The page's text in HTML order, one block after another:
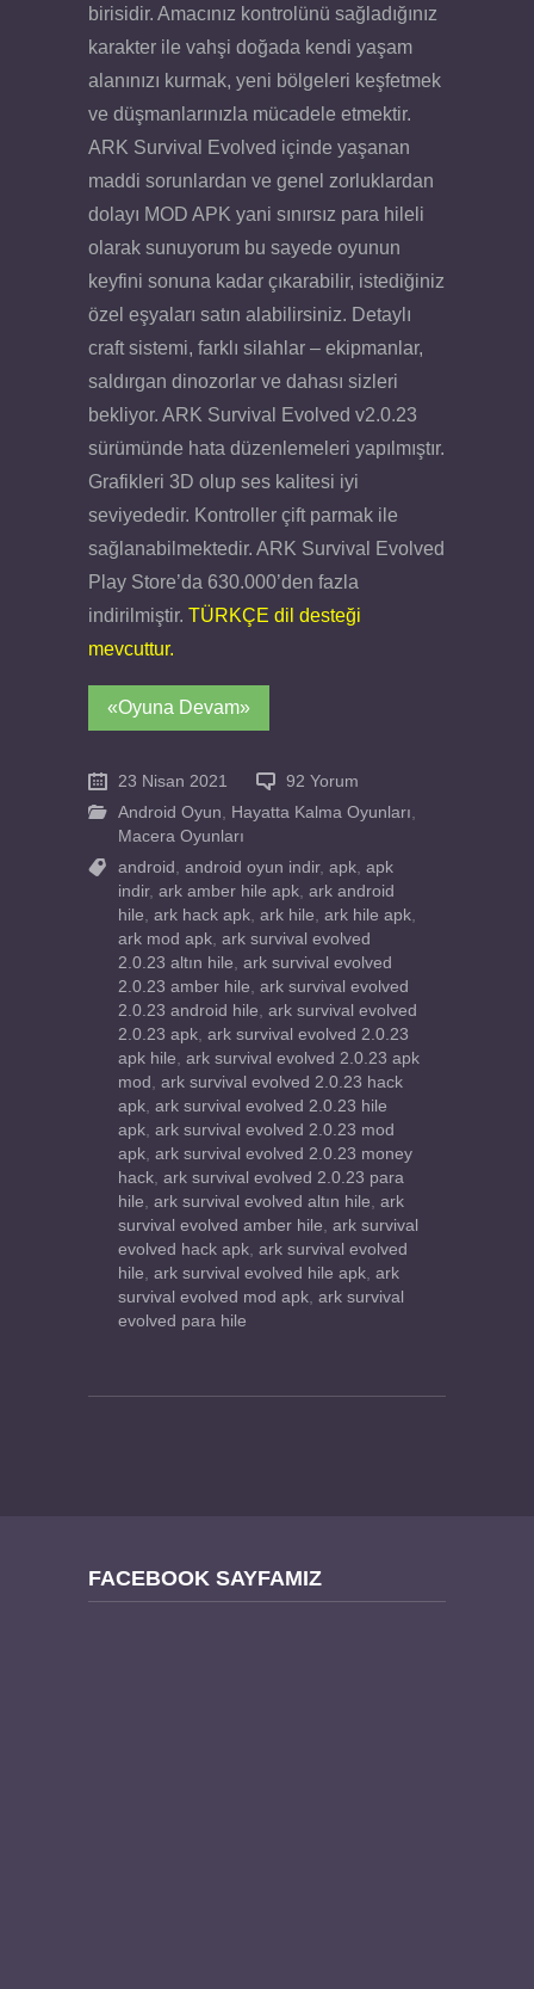
birisidir. Amacınız kontrolünü sağladığınız
karakter ile vahşi doğada kendi yaşam
alanınızı kurmak, yeni bölgeleri keşfetmek
ve düşmanlarınızla mücadele etmektir.
ARK Survival Evolved içinde yaşanan
maddi sorunlardan ve genel zorluklardan
dolayı MOD APK yani sınırsız para hileli
olarak sunuyorum bu sayede oyunun
keyfini sonuna kadar çıkarabilir, istediğiniz
özel eşyaları satın alabilirsiniz. Detaylı
craft sistemi, farklı silahlar – ekipmanlar,
saldırgan dinozorlar ve dahası sizleri
bekliyor. ARK Survival Evolved v2.0.23
sürümünde hata düzenlemeleri yapılmıştır.
Grafikleri 3D olup ses kalitesi iyi
seviyededir. Kontroller çift parmak ile
sağlanabilmektedir. ARK Survival Evolved
Play Store’da 630.000’den fazla
indirilmiştir. TÜRKÇE dil desteği
mevcuttur.
«Oyuna Devam»
23 Nisan 2021
92 Yorum
Android Oyun
Hayatta Kalma Oyunları
Macera Oyunları
android
android oyun indir, apk apk
indir, ark amber hile apk ark android
hile ark hack apk ark hile ark hile apk
ark mod apk ark survival evolved
2.0.23 altın hile ark survival evolved
2.0.23 amber hile ark survival evolved
2.0.23 android hile ark survival evolved
2.0.23 apk ark survival evolved 2.0.23
apk hile ark survival evolved 2.0.23 apk
mod
ark survival evolved 2.0.23 hack
apk ark survival evolved 2.0.23 hile
apk ark survival evolved 2.0.23 mod
apk ark survival evolved 2.0.23 money
hack ark survival evolved 2.0.23 para
hile ark survival evolved altın hile ark
survival evolved amber hile ark survival
evolved hack apk ark survival evolved
hile ark survival evolved hile apk ark
survival evolved mod apk ark survival
evolved para hile
FACEBOOK SAYFAMIZ